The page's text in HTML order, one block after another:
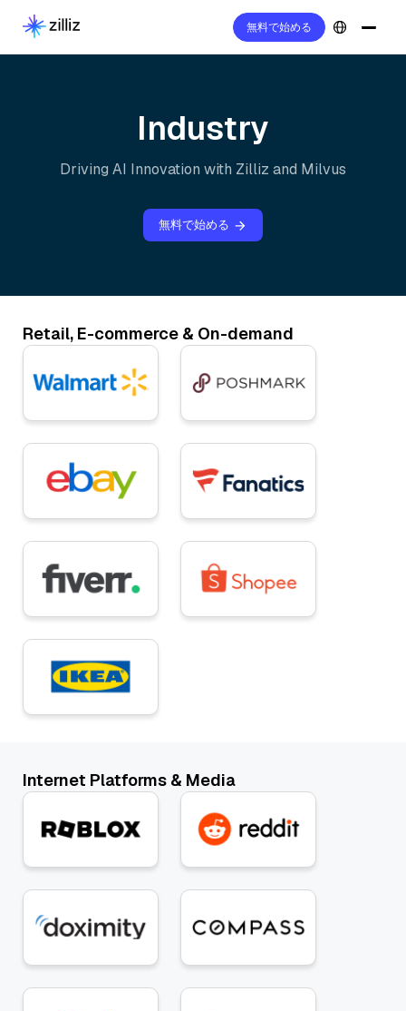
無料で始める
Industry
Driving AI Innovation with Zilliz and Milvus
無料で始める
Retail, E-commerce & On-demand
Internet Platforms & Media